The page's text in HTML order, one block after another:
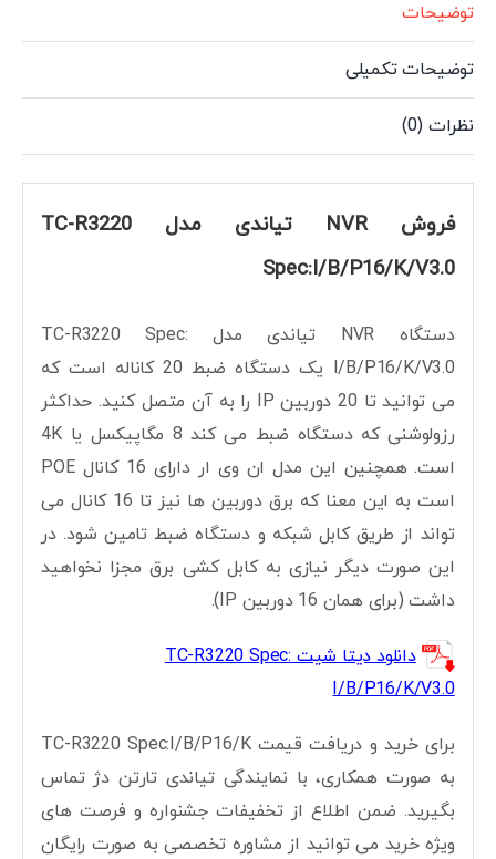
توضیحات
توضیحات تکمیلی
نظرات (0)
فروش NVR تیاندی مدل TC-R3220
Spec:I/B/P16/K/V3.0
دستگاه NVR تیاندی مدل TC-R3220 Spec:
I/B/P16/K/V3.0 یک دستگاه ضبط 20 کاناله است که
می توانید تا 20 دوربین IP را به آن متصل کنید. حداکثر
رزولوشنی که دستگاه ضبط می کند 8 مگاپیکسل یا 4K
است. همچنین این مدل ان وی ار دارای 16 کانال POE
است به این معنا که برق دوربین ها نیز تا 16 کانال می
تواند از طریق کابل شبکه و دستگاه ضبط تامین شود. در
این صورت دیگر نیازی به کابل کشی برق مجزا نخواهید
داشت (برای همان 16 دوربین IP).
دانلود دیتا شیت TC-R3220 Spec:
I/B/P16/K/V3.0
برای خرید و دریافت قیمت TC-R3220 Spec:I/B/P16/K
به صورت همکاری، با نمایندگی تیاندی تارتن دژ تماس
بگیرید. ضمن اطلاع از تخفیفات جشنواره و فرصت های
ویژه خرید می توانید از مشاوره تخصصی به صورت رایگان